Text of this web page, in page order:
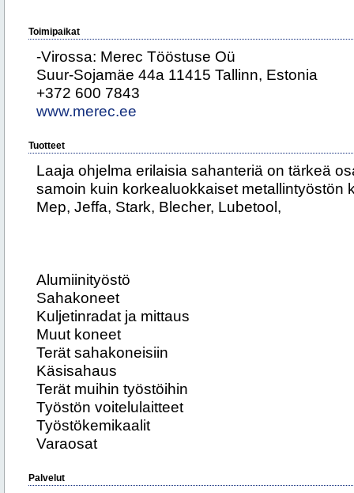
Toimipaikat
-Virossa: Merec Tööstuse Oü
Suur-Sojamäe 44a 11415 Tallinn, Estonia
+372 600 7843
www.merec.ee
Tuotteet
Laaja ohjelma erilaisia sahanteriä on tärkeä
samoin kuin korkealuokkaiset metallintyöstön
Mep, Jeffa, Stark, Blecher, Lubetool,
Alumiinityöstö
Sahakoneet
Kuljetinradat ja mittaus
Muut koneet
Terät sahakoneisiin
Käsisahaus
Terät muihin työstöihin
Työstön voitelulaitteet
Työstökemikaalit
Varaosat
Palvelut